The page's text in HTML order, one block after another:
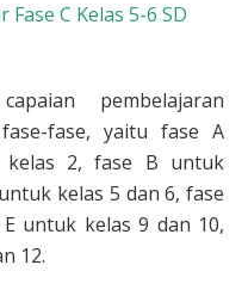
C Kelas 5-6 SD
pembelajaran
fase, yaitu fase A
2, fase B untuk
kelas 5 dan 6, fase
untuk kelas 9 dan 10,
12.